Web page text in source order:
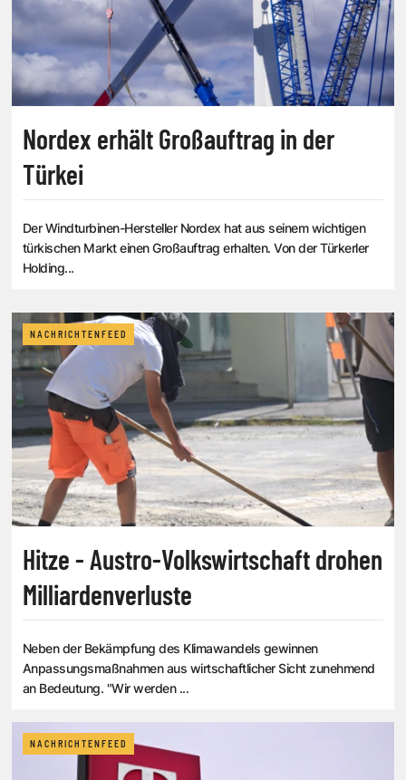
Nordex erhält Großauftrag in der
Türkei
Der Windturbinen-Hersteller Nordex hat aus seinem wichtigen
türkischen Markt einen Großauftrag erhalten. Von der Türkerler
Holding...
NACHRICHTENFEED
Hitze - Austro-Volkswirtschaft drohen
Milliardenverluste
Neben der Bekämpfung des Klimawandels gewinnen
Anpassungsmaßnahmen aus wirtschaftlicher Sicht zunehmend
an Bedeutung. "Wir werden ...
NACHRICHTENFEED